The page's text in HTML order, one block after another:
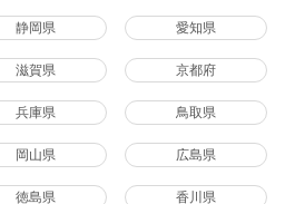
静岡県 愛知県
滋賀県 京都府
兵庫県 鳥取県
岡山県 広島県
徳島県 香川県